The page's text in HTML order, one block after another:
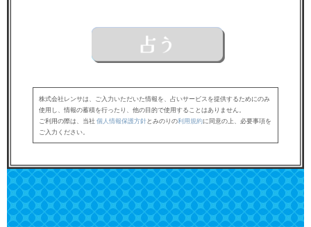
株式会社レンサは、ご入力いただいた情報を、占いサービスを提供するためにのみ
使用し、情報の蓄積を行ったり、他の目的で使用することはありません。
ご利用の際は、当社 個人情報保護方針とみのりの利用規約に同意の上、必要事項を
ご入力ください。